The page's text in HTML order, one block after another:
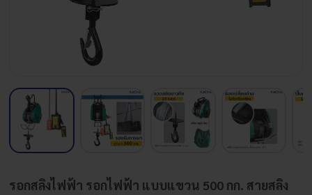
รอกสลิงไฟฟ้า รอกไฟฟ้า แบบแขวน 500 กก. สายสลิง